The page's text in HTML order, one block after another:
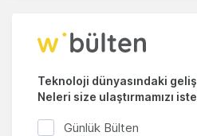
Teknoloji dünyasındaki
Neleri size ulaştırmamızı
Günlük Bülten